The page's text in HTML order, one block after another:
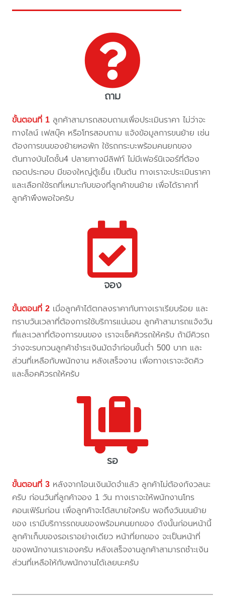
ถาม
ขั้นตอนที่ 1 ลูกค้าสามารถสอบถามเพื่อประเมินราคา ไม่ว่าจะ
ทางไลน์ เฟสบุ๊ค หรือโทรสอบถาม แจ้งข้อมูลการขนย้าย เช่น
ต้องการขนของย้ายหอพัก ใช้รถกระบะพร้อมคนยกของ
ต้นทางบันไดชั้น4 ปลายทางมีลิฟท์ ไม่มีเฟอร์นิเจอร์ที่ต้อง
ถอดประกอบ มีของใหญ่ตู้เย็น เป็นต้น ทางเราจะประเมินราคา
และเลือกใช้รถที่เหมาะกับของที่ลูกค้าขนย้าย เพื่อได้ราคาที่
ลูกค้าพึงพอใจครับ
จอง
ขั้นตอนที่ 2 เมื่อลูกค้าได้ตกลงราคากับทางเราเรียบร้อย และ
ทราบวันเวลาที่ต้องการใช้บริการแน่นอน ลูกค้าสามารถแจ้งวัน
ที่และเวลาที่ต้องการขนของ เราจะเช็คคิวรถให้ครับ ถ้ามีคิวรถ
ว่างจะรบกวนลูกค้าชำระเงินมัดจำก่อนขั้นต่ำ 500 บาท และ
ส่วนที่เหลือกับพนักงาน หลังเสร็จงาน เพื่อทางเราจะจัดคิว
และล็อคคิวรถให้ครับ
รอ
ขั้นตอนที่ 3 หลังจากโอนเงินมัดจำแล้ว ลูกค้าไม่ต้องกังวลนะ
ครับ ก่อนวันที่ลูกค้าจอง 1 วัน ทางเราจะให้พนักงานโทร
คอนเฟิร์มก่อน เพื่อลูกค้าจะได้สบายใจครับ พอถึงวันขนย้าย
ของ เรามีบริการรถขนของพร้อมคนยกของ ดังนั้นก่อนหน้านี้
ลูกค้าเก็บของรอเราอย่างเดียว หน้าที่ยกของ จะเป็นหน้าที่
ของพนักงานเราเองครับ หลังเสร็จงานลูกค้าสามารถชำะเงิน
ส่วนที่เหลือให้กับพนักงานได้เลยนะครับ